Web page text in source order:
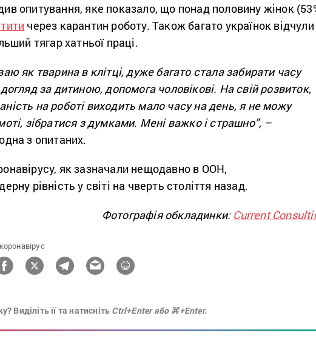
опитування, яке показало, що понад половину жінок
через карантин роботу. Також багато українок відчули
тягар хатньої праці.
як тварина в клітці, дуже багато стала забирати часу
за дитиною, допомога чоловікові. На свій розвиток,
на роботі виходить мало часу на день, я не можу
зібратися з думками. Мені важко і страшно”, –
з опитаних.
як зазначали нещодавно в ООН,
рівність у світі на чверть століття назад.
Фотографія обкладинки: Current
коронавірус
Виділіть її та натисніть Ctrl+Enter або ⌘+Enter.